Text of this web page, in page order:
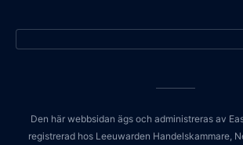
Den här webbsidan ägs och administreras av
registrerad hos Leeuwarden Handelskammare,